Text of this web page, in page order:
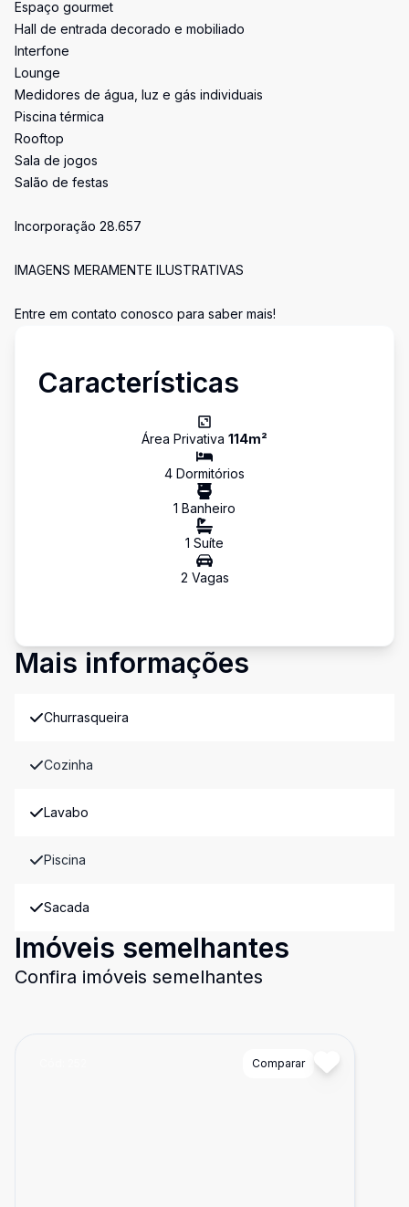
Espaço gourmet
Hall de entrada decorado e mobiliado
Interfone
Lounge
Medidores de água, luz e gás individuais
Piscina térmica
Rooftop
Sala de jogos
Salão de festas
Incorporação 28.657
IMAGENS MERAMENTE ILUSTRATIVAS
Entre em contato conosco para saber mais!
Características
Área Privativa 114m²
4 Dormitórios
1 Banheiro
1 Suíte
2 Vagas
Mais informações
Churrasqueira
Cozinha
Lavabo
Piscina
Sacada
Imóveis semelhantes
Confira imóveis semelhantes
Comparar